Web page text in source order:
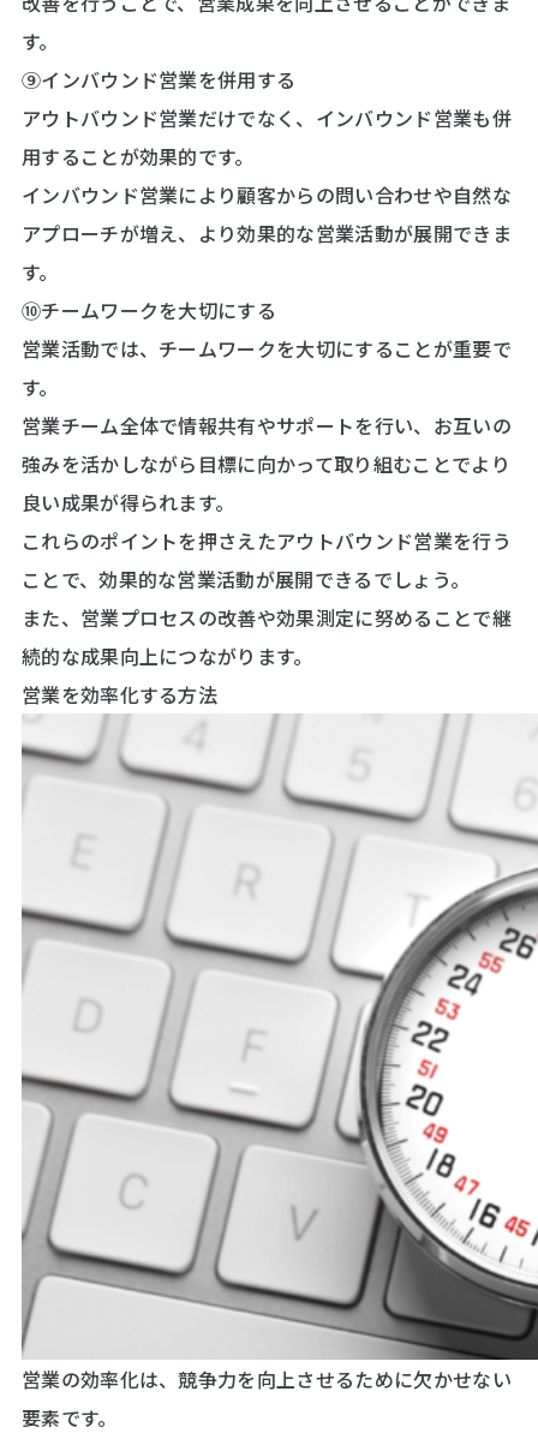
す。
⑨インバウンド営業を併用する
アウトバウンド営業だけでなく、インバウンド営業も併
用することが効果的です。
インバウンド営業により顧客からの問い合わせや自然な
アプローチが増え、より効果的な営業活動が展開できま
す。
⑩チームワークを大切にする
営業活動では、チームワークを大切にすることが重要で
す。
営業チーム全体で情報共有やサポートを行い、お互いの
強みを活かしながら目標に向かって取り組むことでより
良い成果が得られます。
これらのポイントを押さえたアウトバウンド営業を行う
ことで、効果的な営業活動が展開できるでしょう。
また、営業プロセスの改善や効果測定に努めることで継
続的な成果向上につながります。
営業を効率化する方法
営業の効率化は、競争力を向上させるために欠かせない
要素です。